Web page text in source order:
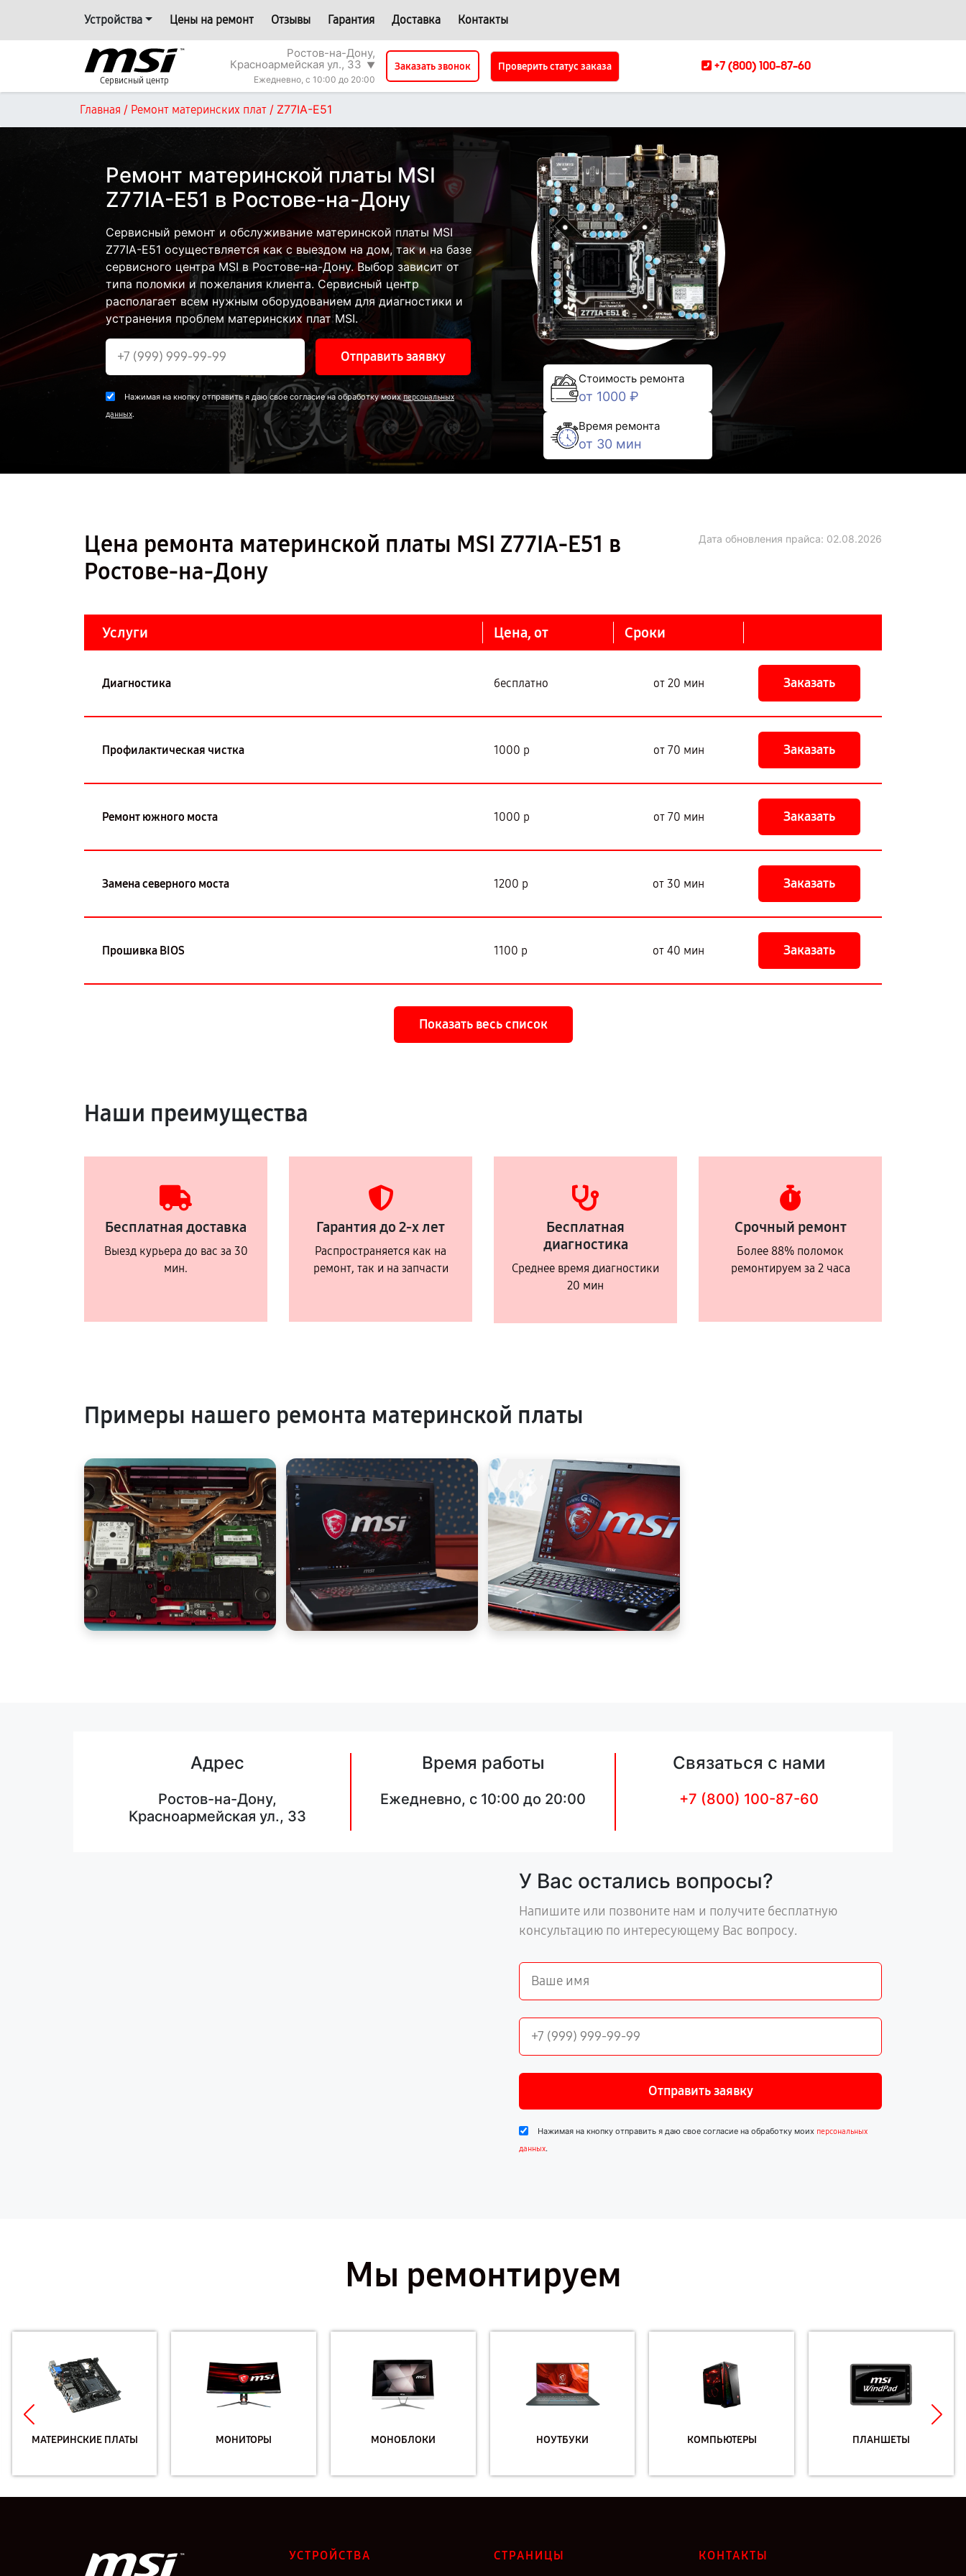
Устройства Цены на ремонт Отзывы Гарантия Доставка Контакты
Сервисный центр
Ростов-на-Дону,
Красноармейская ул., 33 ▼
Ежедневно, с 10:00 до 20:00
Заказать звонок Проверить статус заказа +7 (800) 100-87-60
Главная / Ремонт материнских плат / Z77IA-E51
Ремонт материнской платы MSI
Z77IA-E51 в Ростове-на-Дону
Сервисный ремонт и обслуживание материнской платы MSI
Z77IA-E51 осуществляется как с выездом на дом, так и на базе
сервисного центра MSI в Ростове-на-Дону. Выбор зависит от
типа поломки и пожелания клиента. Сервисный центр
располагает всем нужным оборудованием для диагностики и
устранения проблем материнских плат MSI.
Отправить заявку
Нажимая на кнопку отправить я даю свое согласие на обработку моихперсональных
данных.
Стоимость ремонта
от 1000 ₽
Время ремонта
от 30 мин
Цена ремонта материнской платы MSI Z77IA-E51 в
Ростове-на-Дону
Дата обновления прайса: 02.08.2026
Услуги Цена, от Сроки
Диагностика бесплатно от 20 мин Заказать
Профилактическая чистка 1000 р от 70 мин Заказать
Ремонт южного моста 1000 р от 70 мин Заказать
Замена северного моста 1200 р от 30 мин Заказать
Прошивка BIOS 1100 р от 40 мин Заказать
Показать весь список
Наши преимущества
Бесплатная доставка
Выезд курьера до вас за 30
мин.
Гарантия до 2-х лет
Распространяется как на
ремонт, так и на запчасти
Бесплатная
диагностика
Среднее время диагностики
20 мин
Срочный ремонт
Более 88% поломок
ремонтируем за 2 часа
Примеры нашего ремонта материнской платы
Адрес
Ростов-на-Дону,
Красноармейская ул., 33
Время работы
Ежедневно, с 10:00 до 20:00
Связаться с нами
+7 (800) 100-87-60
У Вас остались вопросы?
Напишите или позвоните нам и получите бесплатную
консультацию по интересующему Вас вопросу.
Отправить заявку
Нажимая на кнопку отправить я даю свое согласие на обработку моих персональных
данных.
Мы ремонтируем
МАТЕРИНСКИЕ ПЛАТЫ МОНИТОРЫ МОНОБЛОКИ НОУТБУКИ КОМПЬЮТЕРЫ ПЛАНШЕТЫ
УСТРОЙСТВА СТРАНИЦЫ КОНТАКТЫ